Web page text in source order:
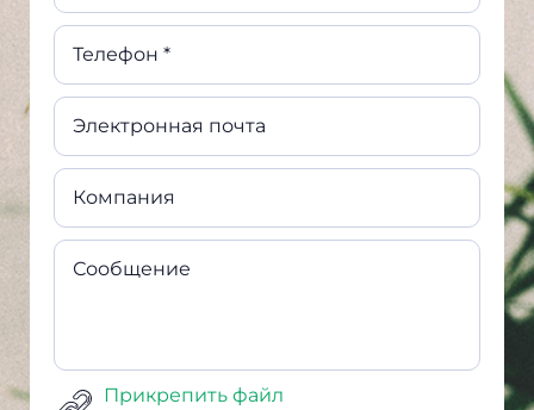
Телефон *
Электронная почта
Компания
Сообщение
Прикрепить файл